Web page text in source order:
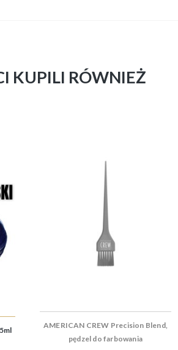
KUPILI RÓWNIEŻ
AMERICAN CREW Precision Blend,
pędzel do farbowania